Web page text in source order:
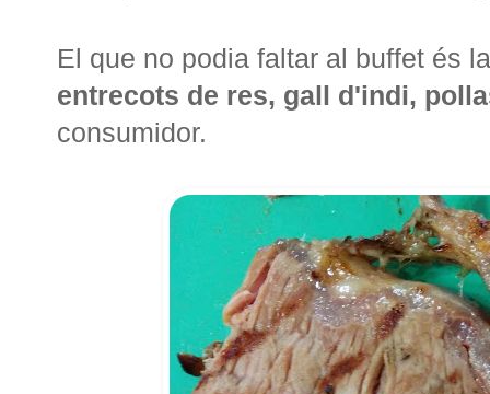
El que no podia faltar al buffet és
entrecots de res, gall d'indi,
consumidor.